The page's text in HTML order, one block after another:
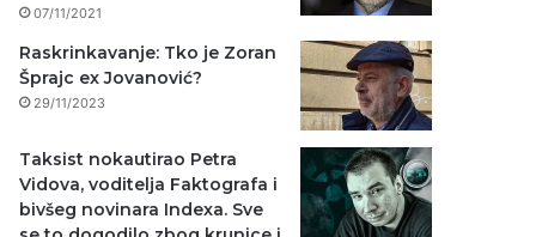
07/11/2021
Raskrinkavanje: Tko je Zoran
Šprajc ex Jovanović?
29/11/2023
Taksist nokautirao Petra
Vidova, voditelja Faktografa i
bivšeg novinara Indexa. Sve